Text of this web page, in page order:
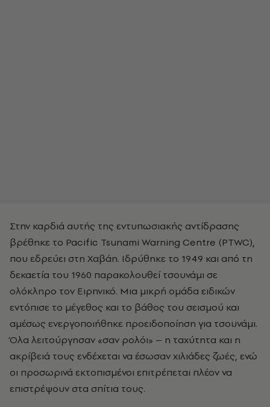
Στην καρδιά αυτής της εντυπωσιακής αντίδρασης
βρέθηκε το Pacific Tsunami Warning Centre (PTWC),
που εδρεύει στη Χαβάη. Ιδρύθηκε το 1949 και από τη
δεκαετία του 1960 παρακολουθεί τσουνάμι σε
ολόκληρο τον Ειρηνικό. Μια μικρή ομάδα ειδικών
εντόπισε το μέγεθος και το βάθος του σεισμού και
αμέσως ενεργοποιήθηκε προειδοποίηση για τσουνάμι.
Όλα λειτούργησαν «σαν ρολόι» – η ταχύτητα και η
ακρίβειά τους ενδέχεται να έσωσαν χιλιάδες ζωές, ενώ
οι προσωρινά εκτοπισμένοι επιτρέπεται πλέον να
επιστρέψουν στα σπίτια τους.